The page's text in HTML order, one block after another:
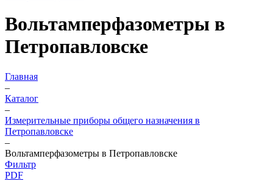
Вольтамперфазометры в
Петропавловске
Главная
–
Каталог
–
Измерительные приборы общего назначения в
Петропавловске
–
Вольтамперфазометры в Петропавловске
Фильтр
PDF